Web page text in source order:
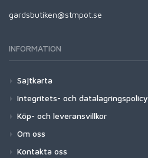
gardsbutiken@stmpot.se
INFORMATION
Sajtkarta
Integritets- och datalagringspolicy
Köp- och leveransvillkor
Om oss
Kontakta oss